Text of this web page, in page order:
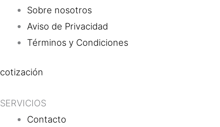
Sobre nosotros
Aviso de Privacidad
Términos y Condiciones
cotización
SERVICIOS
Contacto